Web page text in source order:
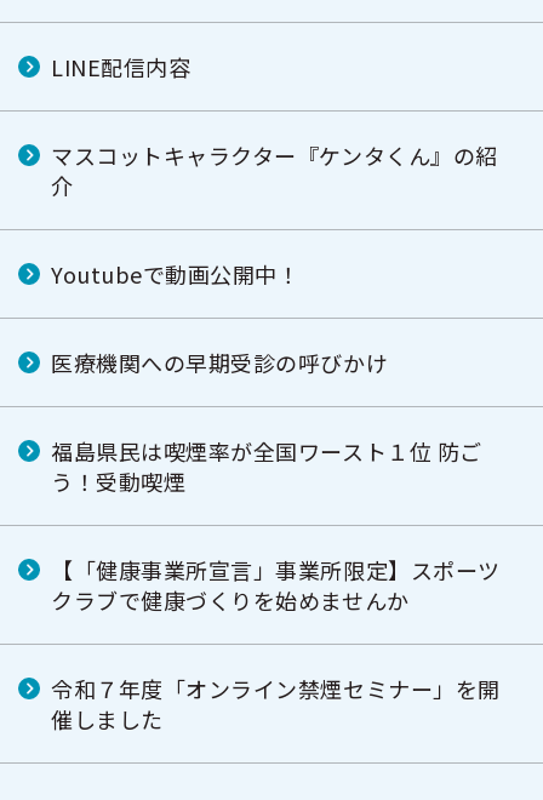
LINE配信内容
マスコットキャラクター『ケンタくん』の紹
介
Youtubeで動画公開中！
医療機関への早期受診の呼びかけ
福島県民は喫煙率が全国ワースト１位 防ご
う！受動喫煙
【「健康事業所宣言」事業所限定】スポーツ
クラブで健康づくりを始めませんか
令和７年度「オンライン禁煙セミナー」を開
催しました